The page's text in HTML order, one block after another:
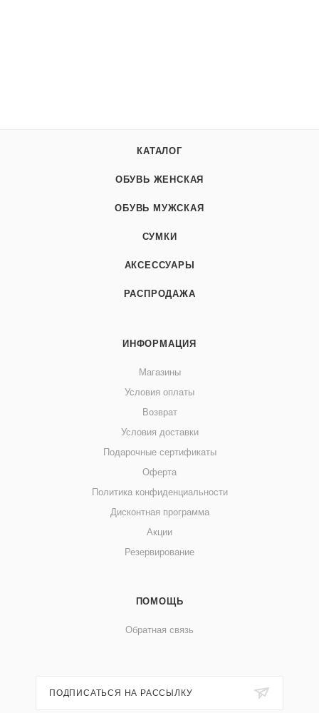
КАТАЛОГ
ОБУВЬ ЖЕНСКАЯ
ОБУВЬ МУЖСКАЯ
СУМКИ
АКСЕССУАРЫ
РАСПРОДАЖА
ИНФОРМАЦИЯ
Магазины
Условия оплаты
Возврат
Условия доставки
Подарочные сертификаты
Оферта
Политика конфиденциальности
Дисконтная программа
Акции
Резервирование
ПОМОЩЬ
Обратная связь
ПОДПИСАТЬСЯ НА РАССЫЛКУ